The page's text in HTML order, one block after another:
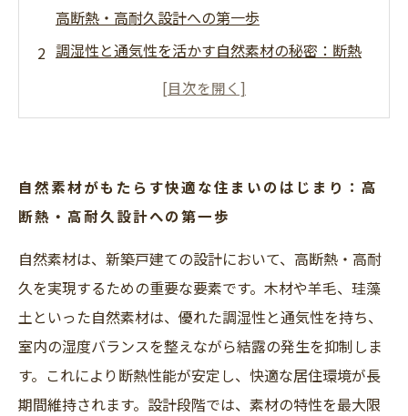
高断熱・高耐久設計への第一歩
調湿性と通気性を活かす自然素材の秘密：断熱
性能アップの中盤戦略
設計の工夫で耐久性を最大化する方法：自然素
め：自然素材を活かした設計の極意
自然素材で叶える理想の断熱性能とは？最新設
計ポイントを徹底解説
長持ちする家は設計で決まる！自然素材を使っ
た高耐久住宅のヒミツ
自然素材がもたらす快適な住まいのはじまり：高
断熱・高耐久設計への第一歩
自然素材は、新築戸建ての設計において、高断熱・高耐
久を実現するための重要な要素です。木材や羊毛、珪藻
土といった自然素材は、優れた調湿性と通気性を持ち、
室内の湿度バランスを整えながら結露の発生を抑制しま
す。これにより断熱性能が安定し、快適な居住環境が長
期間維持されます。設計段階では、素材の特性を最大限